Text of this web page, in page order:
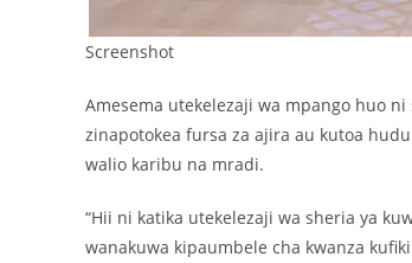
Screenshot
Amesema utekelezaji wa mpango huo
zinapotokea fursa za ajira au kutoa
walio karibu na mradi.
“Hii ni katika utekelezaji wa sheria ya
wanakuwa kipaumbele cha kwanza